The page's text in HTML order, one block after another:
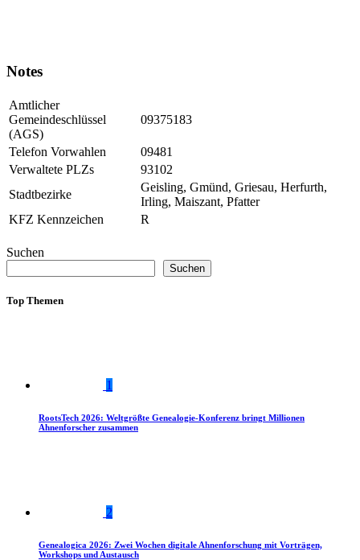
Notes
Amtlicher
Gemeindeschlüssel
(AGS)
09375183
Telefon Vorwahlen
09481
Verwaltete PLZs
93102
Stadtbezirke
Geisling, Gmünd, Griesau, Herfurth,
Irling, Maiszant, Pfatter
KFZ Kennzeichen
R
Suchen
Suchen
Top Themen
1
RootsTech 2026: Weltgrößte Genealogie-Konferenz bringt Millionen
Ahnenforscher zusammen
2
Genealogica 2026: Zwei Wochen digitale Ahnenforschung mit Vorträgen,
Workshops und Austausch